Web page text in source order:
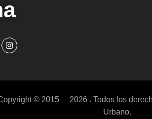
© 2015 – 2026 . Todos los
Urbano.